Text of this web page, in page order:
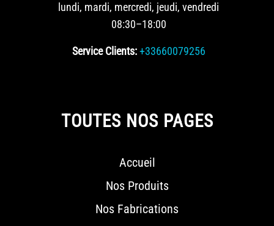
lundi, mardi, mercredi, jeudi, vendredi
08:30–18:00
Service Clients: +33660079256
TOUTES NOS PAGES
Accueil
Nos Produits
Nos Fabrications